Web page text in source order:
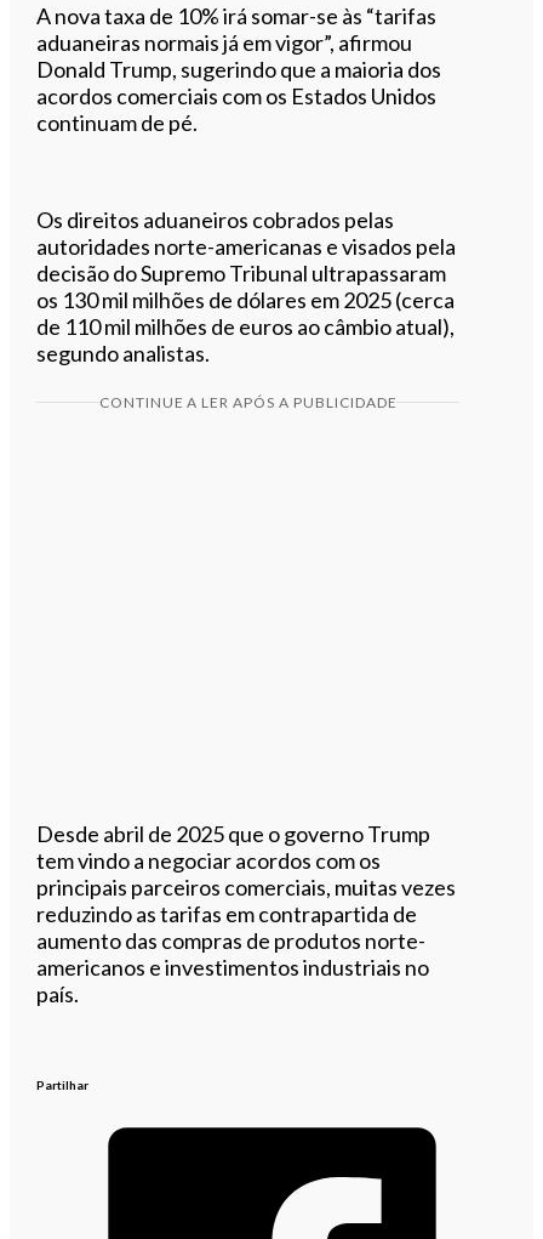
A nova taxa de 10% irá somar-se às “tarifas
aduaneiras normais já em vigor”, afirmou
Donald Trump, sugerindo que a maioria dos
acordos comerciais com os Estados Unidos
continuam de pé.
Os direitos aduaneiros cobrados pelas
autoridades norte-americanas e visados pela
decisão do Supremo Tribunal ultrapassaram
os 130 mil milhões de dólares em 2025 (cerca
de 110 mil milhões de euros ao câmbio atual),
segundo analistas.
CONTINUE A LER APÓS A PUBLICIDADE
Desde abril de 2025 que o governo Trump
tem vindo a negociar acordos com os
principais parceiros comerciais, muitas vezes
reduzindo as tarifas em contrapartida de
aumento das compras de produtos norte-
americanos e investimentos industriais no
país.
Partilhar